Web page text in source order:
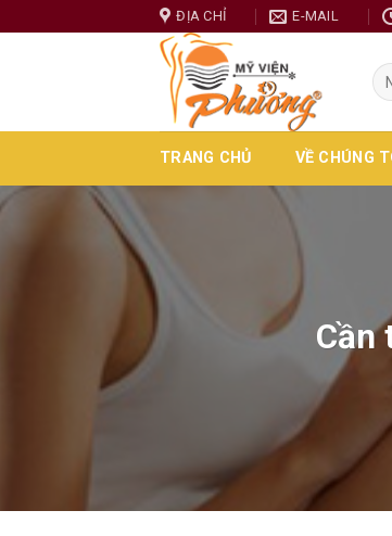
ĐỊA CHỈ E-MAIL
TRANG CHỦ VỀ CHÚNG
Cần